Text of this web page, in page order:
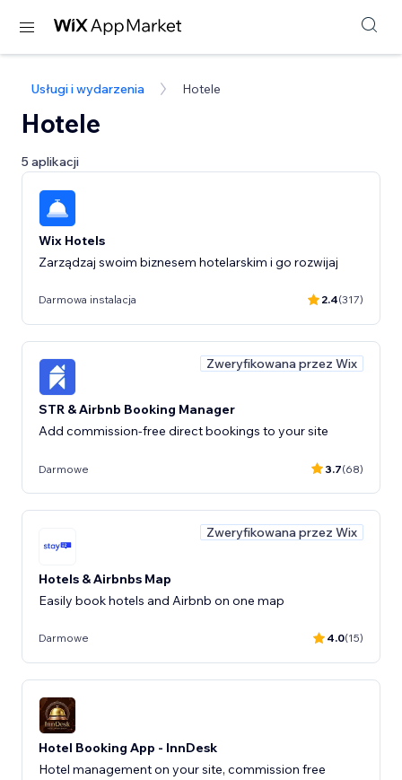
Usługi i wydarzenia Hotele
Hotele
5 aplikacji
Wix Hotels
Zarządzaj swoim biznesem hotelarskim i go rozwijaj
Darmowa instalacja 2.4(317)
Zweryfikowana przez Wix
STR & Airbnb Booking Manager
Add commission-free direct bookings to your site
Darmowe 3.7(68)
Zweryfikowana przez Wix
Hotels & Airbnbs Map
Easily book hotels and Airbnb on one map
Darmowe 4.0(15)
Hotel Booking App - InnDesk
Hotel management on your site, commission free